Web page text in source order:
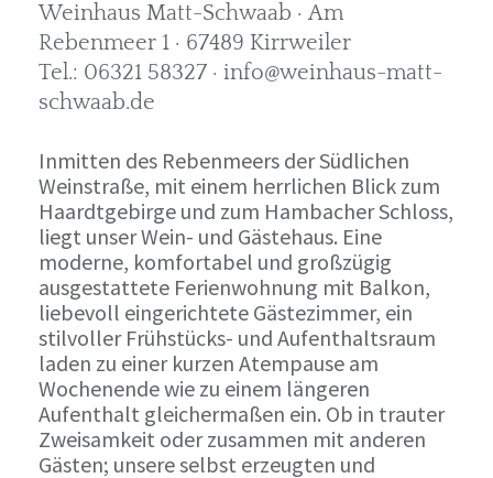
Weinhaus Matt-Schwaab · Am
Rebenmeer 1 · 67489 Kirrweiler
Tel.: 06321 58327 · info@weinhaus-matt-
schwaab.de
Inmitten des Rebenmeers der Südlichen
Weinstraße, mit einem herrlichen Blick zum
Haardtgebirge und zum Hambacher Schloss,
liegt unser Wein- und Gästehaus. Eine
moderne, komfortabel und großzügig
ausgestattete Ferienwohnung mit Balkon,
liebevoll eingerichtete Gästezimmer, ein
stilvoller Frühstücks- und Aufenthaltsraum
laden zu einer kurzen Atempause am
Wochenende wie zu einem längeren
Aufenthalt gleichermaßen ein. Ob in trauter
Zweisamkeit oder zusammen mit anderen
Gästen; unsere selbst erzeugten und